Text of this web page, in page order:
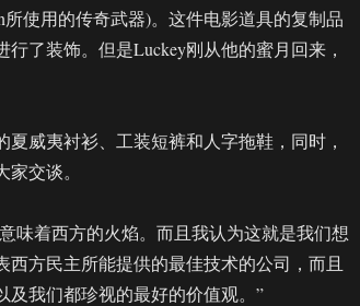
使用的传奇武器)。这件电影道具的复制品
了装饰。但是Luckey刚从他的蜜月回来，
威夷衬衫、工装短裤和人字拖鞋，同时，
交谈。
味着西方的火焰。而且我认为这就是我们想
方民主所能提供的最佳技术的公司，而且
我们都珍视的最好的价值观。”